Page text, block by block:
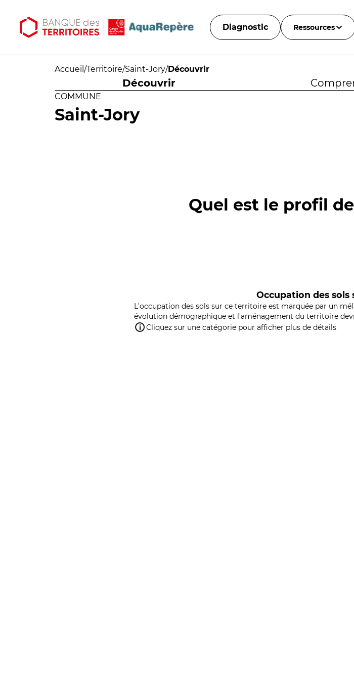
Diagnostic Ressources
Accueil /Territoire/Saint-Jory/Découvrir
Découvrir
COMMUNE
Saint-Jory
Quel est le profil
Occupation des sols
L'occupation des sols sur ce territoire est marquée par un
évolution démographique et l'aménagement du territoire
Cliquez sur une catégorie pour afficher plus de détails